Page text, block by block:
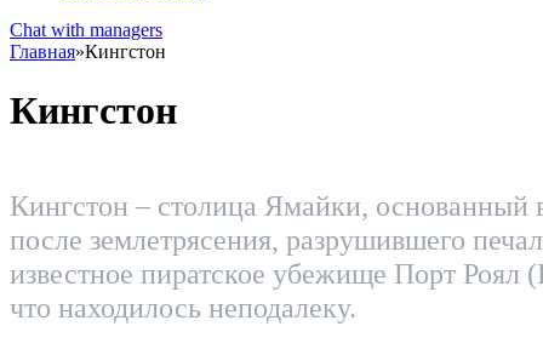
Chat with managers
Главная»Кингстон
Кингстон
Кингстон – столица Ямайки, основанный
после землетрясения, разрушившего
известное пиратское убежище Порт Роял
что находилось неподалеку.